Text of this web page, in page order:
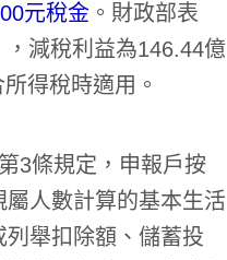
元稅金 。財政部表
，減稅利益為146.44億
得稅時適用。
3條規定，申報戶按
人數計算的基本生活
舉扣除額、儲蓄投